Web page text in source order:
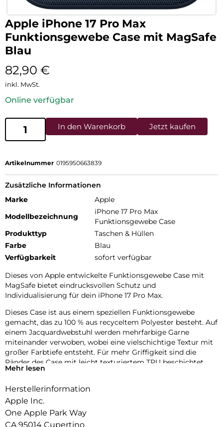
Apple iPhone 17 Pro Max
Funktionsgewebe Case mit MagSafe
Blau
82,90 €
inkl. MwSt.
Online verfügbar
In den Warenkorb Jetzt kaufen
Artikelnummer 0195950663839
Zusätzliche Informationen
Marke
Apple
Modellbezeichnung
iPhone 17 Pro Max
Funktionsgewebe Case
Produkttyp
Taschen & Hüllen
Farbe
Blau
Verfügbarkeit
sofort verfügbar
Dieses von Apple entwickelte Funktions­gewebe Case mit
MagSafe bietet eindrucks­vollen Schutz und
Individualisierung für dein iPhone 17 Pro Max.
Dieses Case ist aus einem speziellen Funktions­gewebe
gemacht, das zu 100 % aus recyceltem Polyester besteht. Auf
einem Jacquard­webstuhl werden mehrfarbige Garne
miteinander verwoben, wobei eine vielschichtige Textur mit
großer Farbtiefe entsteht. Für mehr Griffigkeit sind die
Ränder des Case mit leicht texturiertem TPU beschichtet.
Die Tasten aus elegantem eloxiertem Aluminium sorgen für
Mit zwei Verbindungs­punkten lässt sich dieses Case sicher
am Crossbody Band befestigen. So kannst du dein iPhone
entspannt freihändig tragen.
Mehr lesen
Herstellerinformation
Apple Inc.
One Apple Park Way
CA 95014 Cupertino